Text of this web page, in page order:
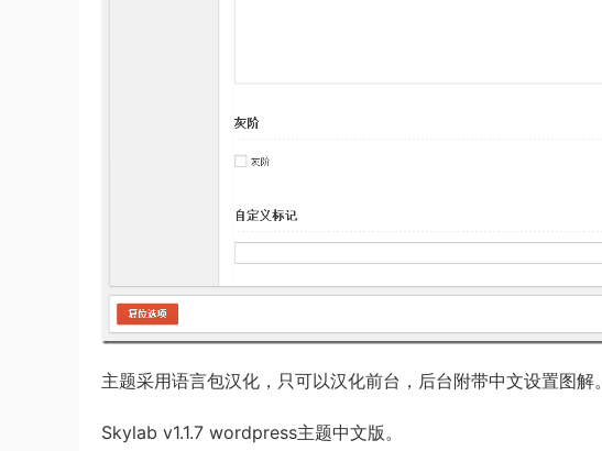
主题采用语言包汉化，只可以汉化前台，后台附带中文设置图解。
Skylab v1.1.7 wordpress主题中文版。